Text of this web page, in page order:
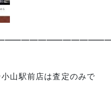
山駅前店は査定のみで